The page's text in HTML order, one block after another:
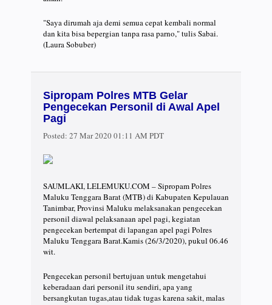
"Saya dirumah aja demi semua cepat kembali normal
dan kita bisa bepergian tanpa rasa parno," tulis Sabai.
(Laura Sobuber)
Sipropam Polres MTB Gelar
Pengecekan Personil di Awal Apel
Pagi
Posted: 27 Mar 2020 01:11 AM PDT
SAUMLAKI, LELEMUKU.COM – Sipropam Polres
Maluku Tenggara Barat (MTB) di Kabupaten Kepulauan
Tanimbar, Provinsi Maluku melaksanakan pengecekan
personil diawal pelaksanaan apel pagi, kegiatan
pengecekan bertempat di lapangan apel pagi Polres
Maluku Tenggara Barat.Kamis (26/3/2020), pukul 06.46
wit.
Pengecekan personil bertujuan untuk mengetahui
keberadaan dari personil itu sendiri, apa yang
bersangkutan tugas,atau tidak tugas karena sakit, malas